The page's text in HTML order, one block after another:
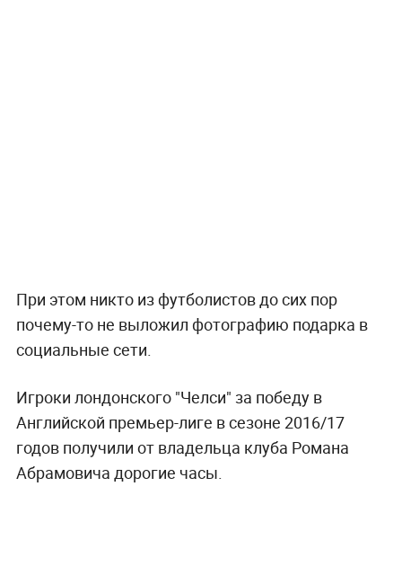
При этом никто из футболистов до сих пор
почему-то не выложил фотографию подарка в
социальные сети.
Игроки лондонского "Челси" за победу в
Английской премьер-лиге в сезоне 2016/17
годов получили от владельца клуба Романа
Абрамовича дорогие часы.